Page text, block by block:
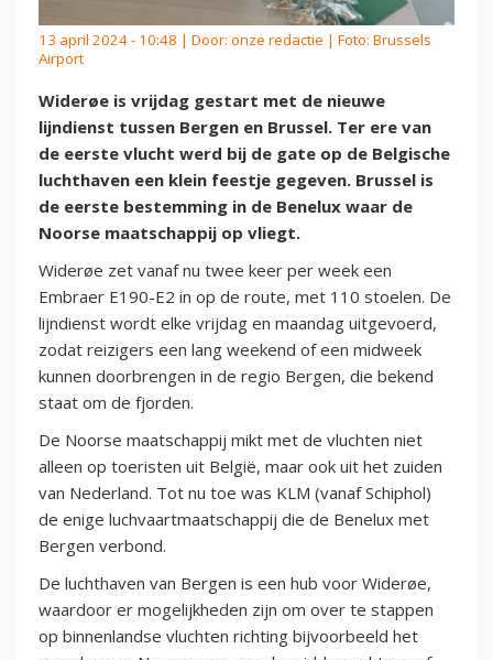
13 april 2024 - 10:48 | Door: onze redactie | Foto: Brussels
Airport
Widerøe is vrijdag gestart met de nieuwe
lijndienst tussen Bergen en Brussel. Ter ere van
de eerste vlucht werd bij de gate op de Belgische
luchthaven een klein feestje gegeven. Brussel is
de eerste bestemming in de Benelux waar de
Noorse maatschappij op vliegt.
Widerøe zet vanaf nu twee keer per week een
Embraer E190-E2 in op de route, met 110 stoelen. De
lijndienst wordt elke vrijdag en maandag uitgevoerd,
zodat reizigers een lang weekend of een midweek
kunnen doorbrengen in de regio Bergen, die bekend
staat om de fjorden.
De Noorse maatschappij mikt met de vluchten niet
alleen op toeristen uit België, maar ook uit het zuiden
van Nederland. Tot nu toe was KLM (vanaf Schiphol)
de enige luchvaartmaatschappij die de Benelux met
Bergen verbond.
De luchthaven van Bergen is een hub voor Widerøe,
waardoor er mogelijkheden zijn om over te stappen
op binnenlandse vluchten richting bijvoorbeeld het